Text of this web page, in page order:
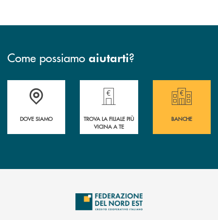
Come possiamo aiutarti?
Guarda dove è situata&nbsp; Federazione del Nord Est
DOVE SIAMO
Trova la filiale più vicina a te!
TROVA LA FILIALE PIÙ
VICINA A TE
Le Banche aderenti
BANCHE